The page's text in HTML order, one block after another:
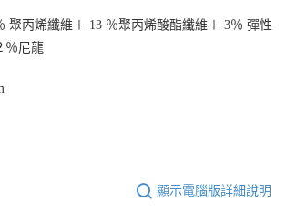
聚丙烯纖維＋ 13 ％聚丙烯酸酯纖維＋ 3％ 彈性
％尼龍
顯示電腦版詳細說明